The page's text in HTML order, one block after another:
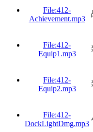
File:412-
Achievement.mp3
File:412-
Equip1.mp3
File:412-
Equip2.mp3
File:412-
DockLightDmg.mp3